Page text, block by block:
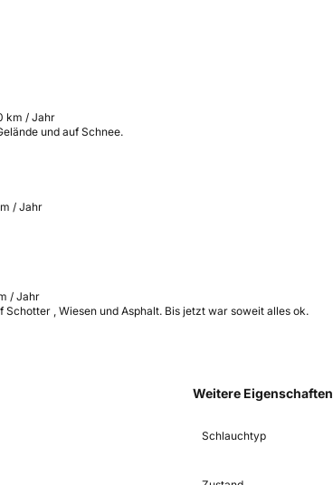
km / Jahr
und auf Schnee.
/ Jahr
/ Jahr
, Wiesen und Asphalt. Bis jetzt war soweit alles ok.
Weitere Eigenschaften
Schlauchtyp